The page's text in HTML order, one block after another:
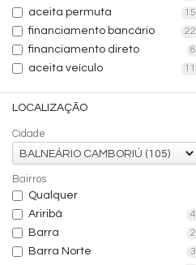
aceita permuta 15
financiamento bancário 22
financiamento direto 8
aceita veículo 11
LOCALIZAÇÃO
Cidade
BALNEÁRIO CAMBORIÚ (105)
Bairros
Qualquer
Ariribá
4
Barra 2
Barra Norte 3